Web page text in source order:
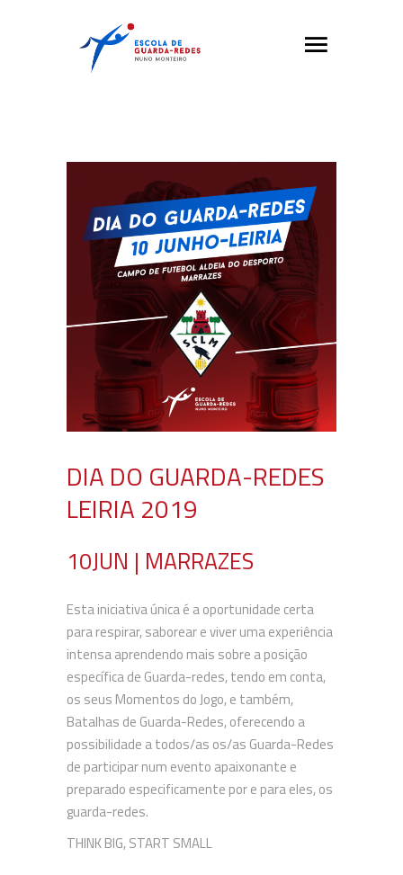
DIA DO GUARDA-REDES
LEIRIA 2019
10JUN | MARRAZES
Esta iniciativa única é a oportunidade certa
para respirar, saborear e viver uma experiência
intensa aprendendo mais sobre a posição
específica de Guarda-redes, tendo em conta,
os seus Momentos do Jogo, e também,
Batalhas de Guarda-Redes, oferecendo a
possibilidade a todos/as os/as Guarda-Redes
de participar num evento apaixonante e
preparado especificamente por e para eles, os
guarda-redes.
THINK BIG, START SMALL